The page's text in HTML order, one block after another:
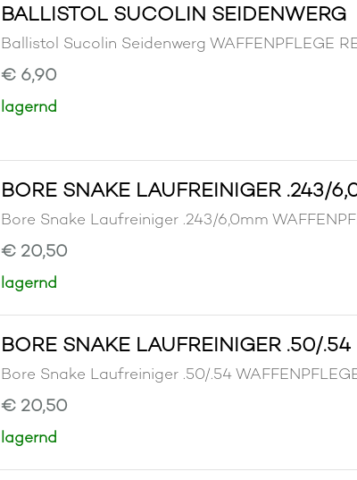
BALLISTOL SUCOLIN SEIDENWERG
Ballistol Sucolin Seidenwerg WAFFENPFLEGE
€ 6,90
lagernd
BORE SNAKE LAUFREINIGER .243/
Bore Snake Laufreiniger .243/6,0mm
€ 20,50
lagernd
BORE SNAKE LAUFREINIGER .50/.54
Bore Snake Laufreiniger .50/.54
€ 20,50
lagernd